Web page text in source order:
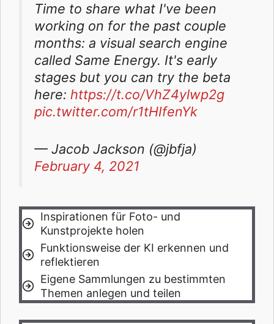
Time to share what I've been
working on for the past couple
months: a visual search engine
called Same Energy. It's early
stages but you can try the beta
here: https://t.co/VhZ4ylwp2g
pic.twitter.com/r1tHIfenYk
— Jacob Jackson (@jbfja)
February 4, 2021
Inspirationen für Foto- und
Kunstprojekte holen
Funktionsweise der KI erkennen und
reflektieren
Eigene Sammlungen zu bestimmten
Themen anlegen und teilen